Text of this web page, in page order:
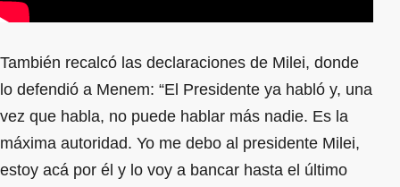
También recalcó las declaraciones de Milei, donde
lo defendió a Menem: “El Presidente ya habló y, una
vez que habla, no puede hablar más nadie. Es la
máxima autoridad. Yo me debo al presidente Milei,
estoy acá por él y lo voy a bancar hasta el último